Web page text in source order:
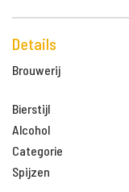
Details
Brouwerij
Bierstijl
Alcohol
Categorie
Spijzen